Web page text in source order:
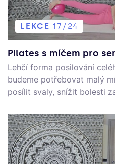
LEKCE 17/24
Pilates s míčem pro
Lehčí forma posilování
budeme potřebovat malý
posílit svaly, snížit bolesti
všechny bez ohledu na